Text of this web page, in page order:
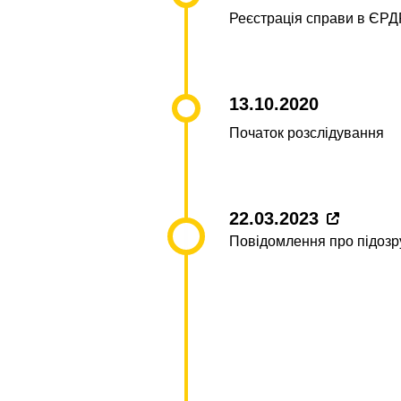
Реєстрація справи в
13.10.2020
Початок розслідування
22.03.2023
Повідомлення про